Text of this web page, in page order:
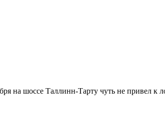
на шоссе Таллинн-Тарту чуть не привел к